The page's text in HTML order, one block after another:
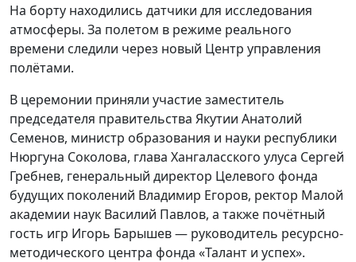
На борту находились датчики для исследования
атмосферы. За полетом в режиме реального
времени следили через новый Центр управления
полётами.
В церемонии приняли участие заместитель
председателя правительства Якутии Анатолий
Семенов, министр образования и науки республики
Нюргуна Соколова, глава Хангаласского улуса Сергей
Гребнев, генеральный директор Целевого фонда
будущих поколений Владимир Егоров, ректор Малой
академии наук Василий Павлов, а также почётный
гость игр Игорь Барышев — руководитель ресурсно-
методического центра фонда «Талант и успех».